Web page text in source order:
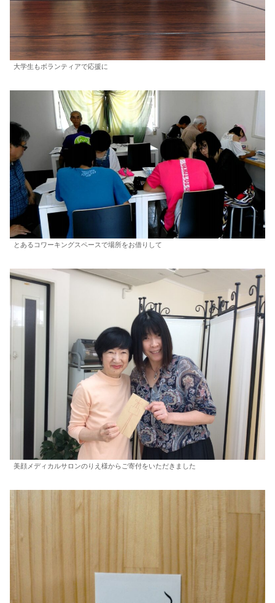
大学生もボランティアで応援に
とあるコワーキングスペースで場所をお借りして
美顔メディカルサロンのりえ様からご寄付をいただきました